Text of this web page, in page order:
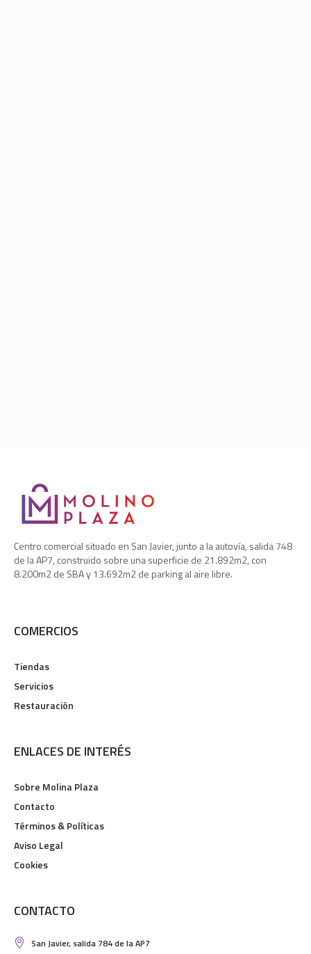
Centro comercial situado en San Javier, junto a la autovía, salida 748
de la AP7, construido sobre una superficie de 21.892m2, con
8.200m2 de SBA y 13.692m2 de parking al aire libre.
COMERCIOS
Tiendas
Servicios
Restauración
ENLACES DE INTERÉS
Sobre Molina Plaza
Contacto
Términos & Políticas
Aviso Legal
Cookies
CONTACTO
San Javier, salida 784 de la AP7